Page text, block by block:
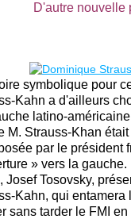
D'autre nouvelle
symbolique pour
Kahn a d'ailleurs
latino-
M. Strauss-Khan
par le président
» vers la
Josef Tosovsky,
Kahn, qui
sans tarder le FMI